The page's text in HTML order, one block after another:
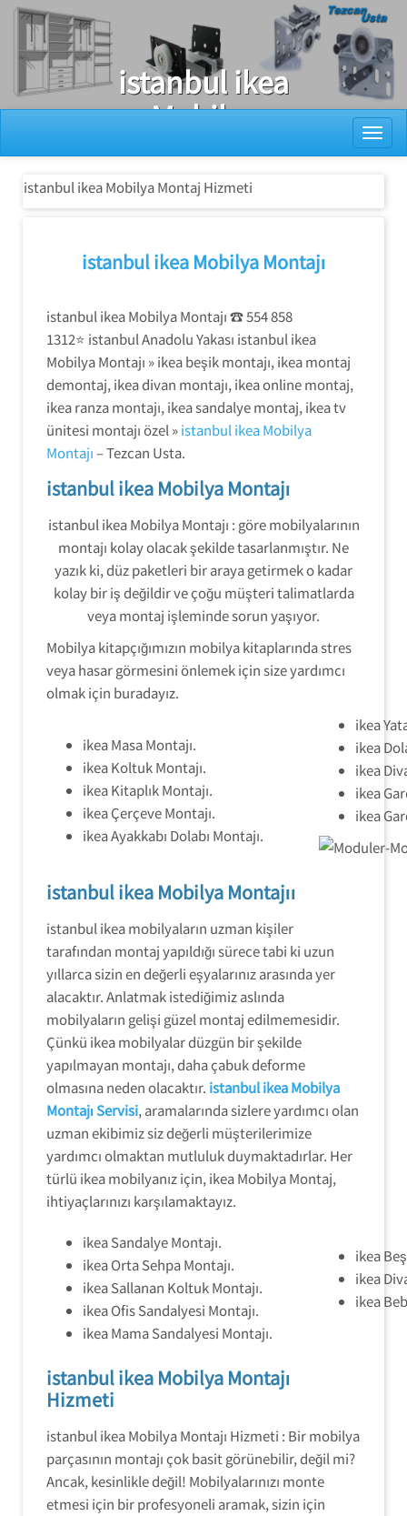
Ray Dolap Tamiri
istanbul ikea
Mobilya
Montaj
Hizmeti
istanbul ikea Mobilya Montaj Hizmeti
istanbul ikea Mobilya Montajı
istanbul ikea Mobilya Montajı ☎ 554 858
1312⭐ istanbul Anadolu Yakası istanbul ikea
Mobilya Montajı » ikea beşik montajı, ikea montaj
demontaj, ikea divan montajı, ikea online montaj,
ikea ranza montajı, ikea sandalye montaj, ikea tv
ünitesi montajı özel »istanbul ikea Mobilya
Montajı– Tezcan Usta.
istanbul ikea Mobilya Montajı
istanbul ikea Mobilya Montajı : göre mobilyalarının
montajı kolay olacak şekilde tasarlanmıştır. Ne
yazık ki, düz paketleri bir araya getirmek o kadar
kolay bir iş değildir ve çoğu müşteri talimatlarda
veya montaj işleminde sorun yaşıyor.
Mobilya kitapçığımızın mobilya kitaplarında stres
veya hasar görmesini önlemek için size yardımcı
olmak için buradayız.
ikea Masa Montajı.
ikea Koltuk Montajı.
ikea Kitaplık Montajı.
ikea Çerçeve Montajı.
ikea Ayakkabı Dolabı Montajı.
ikea
ikea
ikea
ikea
ikea
istanbul ikea Mobilya Montajıı
istanbul ikea mobilyaların uzman kişiler
tarafından montaj yapıldığı sürece tabi ki uzun
yıllarca sizin en değerli eşyalarınız arasında yer
alacaktır. Anlatmak istediğimiz aslında
mobilyaların gelişi güzel montaj edilmemesidir.
Çünkü ikea mobilyalar düzgün bir şekilde
yapılmayan montajı, daha çabuk deforme
olmasına neden olacaktır. istanbul ikea Mobilya
Montajı Servisi, aramalarında sizlere yardımcı olan
uzman ekibimiz siz değerli müşterilerimize
yardımcı olmaktan mutluluk duymaktadırlar. Her
türlü ikea mobilyanız için, ikea Mobilya Montaj,
ihtiyaçlarınızı karşılamaktayız.
ikea Sandalye Montajı.
ikea Orta Sehpa Montajı.
ikea Sallanan Koltuk Montajı.
ikea Ofis Sandalyesi Montajı.
ikea Mama Sandalyesi Montajı.
ikea
ikea
ikea
istanbul ikea Mobilya Montajı
Hizmeti
istanbul ikea Mobilya Montajı Hizmeti : Bir mobilya
parçasının montajı çok basit görünebilir, değil mi?
Ancak, kesinlikle değil! Mobilyalarınızı monte
etmesi için bir profesyoneli aramak, sizin için